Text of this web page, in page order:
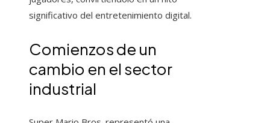
significativo del entretenimiento digital.
Comienzos de un
cambio en el sector
industrial